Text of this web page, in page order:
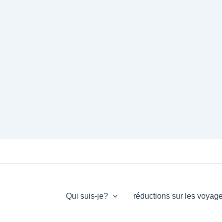
Qui suis-je? réductions sur les